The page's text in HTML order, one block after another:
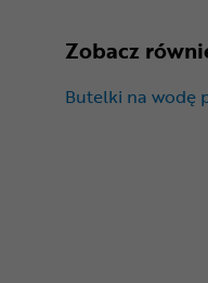
Zobacz
Butelki na wodę